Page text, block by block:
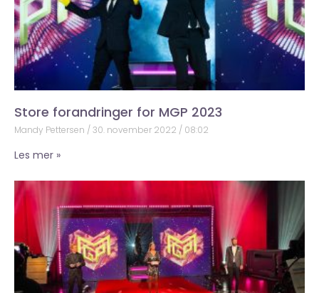
Store forandringer for MGP 2023
Mandy Pettersen 30. november 2022 08:02
Les mer »